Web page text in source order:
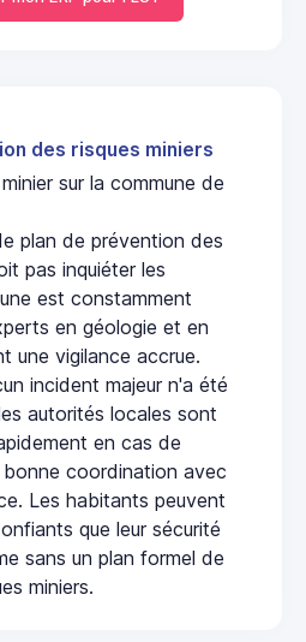
des risques miniers
sur la commune de
plan de prévention des
pas inquiéter les
est constamment
en géologie et en
une vigilance accrue.
incident majeur n'a été
autorités locales sont
en cas de
coordination avec
Les habitants peuvent
que leur sécurité
sans un plan formel de
miniers.